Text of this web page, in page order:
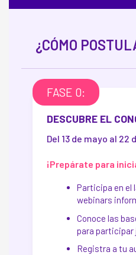
¿CÓMO
FASE 0:
DESCUBRE EL
Del 13 de mayo al 22
¡Prepárate para
Participa en el
webinars
Conoce las
para participar
Registra a tu